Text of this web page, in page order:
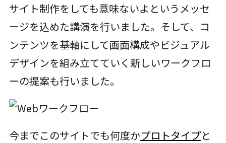
サイト制作をしても意味ないよというメッセ
ージを込めた講演を行いました。そして、コ
ンテンツを基軸にして画面構成やビジュアル
デザインを組み立てていく新しいワークフロ
ーの提案も行いました。
今までこのサイトでも何度かプロトタイプと